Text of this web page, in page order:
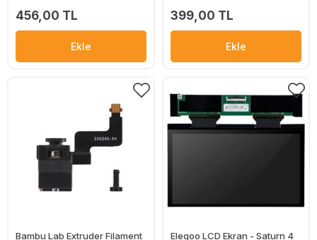
456,00 TL
Ekle
399,00 TL
Ekle
Bambu Lab Extruder Filament
Elegoo LCD Ekran - Saturn 4